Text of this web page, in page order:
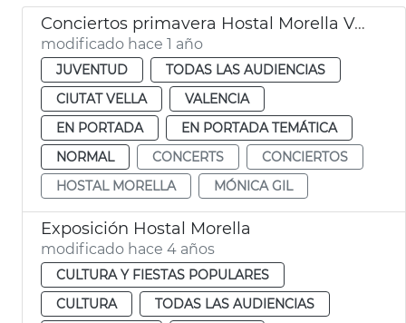
Conciertos primavera Hostal Morella València
modificado hace 1 año
JUVENTUD
TODAS LAS AUDIENCIAS
CIUTAT VELLA
VALENCIA
EN PORTADA
EN PORTADA TEMÁTICA
NORMAL
CONCERTS
CONCIERTOS
HOSTAL MORELLA
MÓNICA GIL
Exposición Hostal Morella
modificado hace 4 años
CULTURA Y FIESTAS POPULARES
CULTURA
TODAS LAS AUDIENCIAS